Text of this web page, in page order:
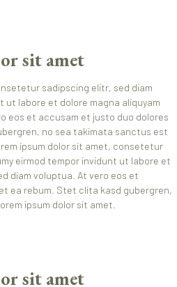
sit amet
sadipscing elitr, sed diam
ut labore et dolore magna aliquyam
eos et accusam et justo duo dolores
no sea takimata sanctus est
ipsum dolor sit amet, consetetur
eirmod tempor invidunt ut labore et
diam voluptua. At vero eos et
ea rebum. Stet clita kasd gubergren,
ipsum dolor sit amet.
sit amet